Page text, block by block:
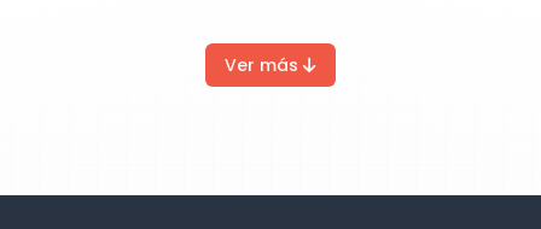
Ver más